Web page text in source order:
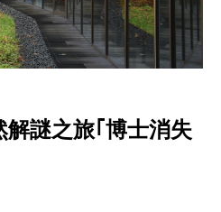
謎之旅｢博士消失